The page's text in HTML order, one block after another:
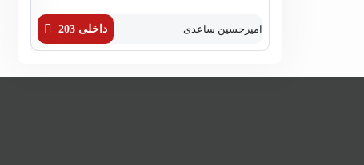
امیرحسین ساعدی داخلی 203